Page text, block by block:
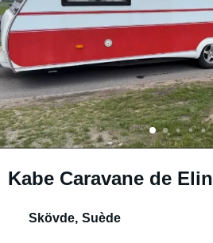
Kabe Caravane de Elin
Skövde, Suède